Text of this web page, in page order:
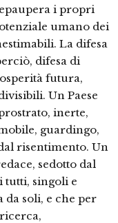
i propri
umano dei
La difesa
difesa di
futura,
Un Paese
inerte,
guardingo,
risentimento. Un
sedotto dal
tutti, singoli e
da soli, e che per